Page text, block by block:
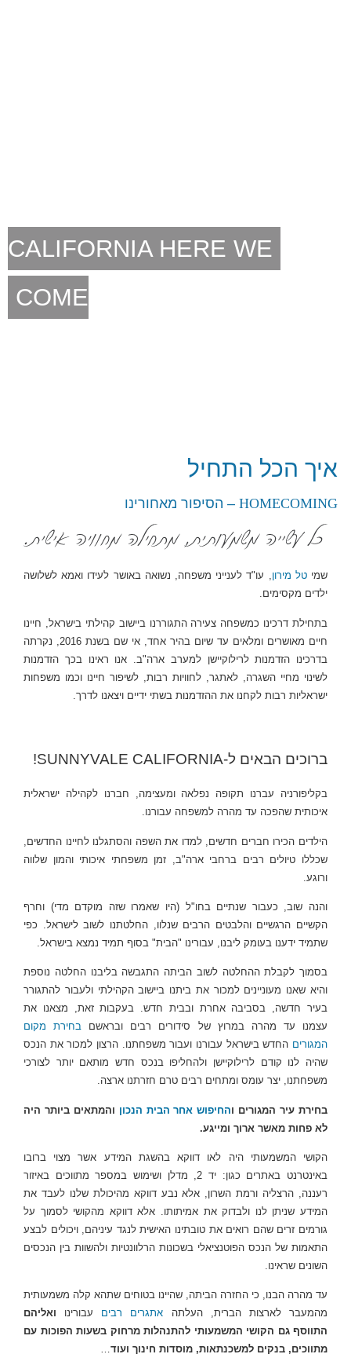
CALIFORNIA HERE WE
COME
איך הכל התחיל
HOMECOMING – הסיפור מאחורינו
שמיטל מירון, עו"ד לענייני משפחה, נשואה באושר לעידו ואמא לשלושה
ילדים מקסימים.
בתחילת דרכינו כמשפחה צעירה התגוררנו ביישוב קהילתי בישראל, חיינו
חיים מאושרים ומלאים עד שיום בהיר אחד, אי שם בשנת 2016, נקרתה
בדרכינו הזדמנות לרילוקיישן למערב ארה"ב. אנו ראינו בכך הזדמנות
לשינוי מחיי השגרה, לאתגר, לחוויות רבות, לשיפור חיינו וכמו משפחות
ישראליות רבות לקחנו את ההזדמנות בשתי ידיים ויצאנו לדרך.
ברוכים הבאים ל-SUNNYVALE CALIFORNIA!
בקליפורניה עברנו תקופה נפלאה ומעצימה, חברנו לקהילה ישראלית
איכותית שהפכה עד מהרה למשפחה עבורנו.
הילדים הכירו חברים חדשים, למדו את השפה והסתגלנו לחיינו החדשים,
שכללו טיולים רבים ברחבי ארה"ב, זמן משפחתי איכותי והמון שלווה
ורוגע.
והנה שוב, כעבור שנתיים בחו"ל (היו שאמרו שזה מוקדם מדי) וחרף
הקשיים הרגשיים והלבטים הרבים שנלוו, החלטתנו לשוב לישראל. כפי
שתמיד ידענו בעומק ליבנו, עבורינו "הבית" בסוף תמיד נמצא בישראל.
בסמוך לקבלת ההחלטה לשוב הביתה התגבשה בליבנו החלטה נוספת
והיא שאנו מעוניינים למכור את ביתנו ביישוב הקהילתי ולעבור להתגורר
בעיר חדשה, בסביבה אחרת ובבית חדש. בעקבות זאת, מצאנו את
עצמנו עד מהרה במרוץ של סידורים רבים ובראשם בחירת מקום
המגורים החדש בישראל עבורנו ועבור משפחתנו. הרצון למכור את הנכס
שהיה לנו קודם לרילוקיישן ולהחליפו בנכס חדש מותאם יותר לצורכי
משפחתנו, יצר עומס ומתחים רבים טרם חזרתנו ארצה.
בחירת עיר המגורים והחיפוש אחר הבית הנכון והמתאים ביותר היה
לא פחות מאשר ארוך ומייגע.
הקושי המשמעותי היה לאו דווקא בהשגת המידע אשר מצוי ברובו
באינטרנט באתרים כגון: יד 2, מדלן ושימוש במספר מתווכים באיזור
רעננה, הרצליה ורמת השרון, אלא נבע דווקא מהיכולת שלנו לעבד את
המידע שניתן לנו ולבדוק את אמיתותו. אלא דווקא מהקושי לסמוך על
גורמים זרים שהם רואים את טובתינו האישית לנגד עיניהם, ויכולים לבצע
התאמות של הנכס הפוטנציאלי בשכונות הרלוונטיות ולהשוות בין הנכסים
השונים שראינו.
עד מהרה הבנו, כי החזרה הביתה, שהיינו בטוחים שתהא קלה משמעותית
מהמעבר לארצות הברית, העלתה אתגרים רבים עבורינו ואליהם
התווסף גם הקושי המשמעותי להתנהלות מרחוק בשעות הפוכות עם
מתווכים, בנקים למשכנתאות, מוסדות חינוך ועוד…